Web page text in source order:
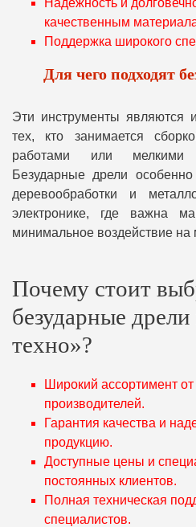
качественным
Поддержка широкого
Для чего подходят
Эти инструменты являются
тех, кто занимается
работами или мелкими
Безударные дрели
деревообработки и
электронике, где важна
минимальное воздействие на
Почему стоит
безударные
техно»?
Широкий ассортимент
производителей.
Гарантия качества и
продукцию.
Доступные цены и
постоянных клиентов.
Полная техническая
специалистов.